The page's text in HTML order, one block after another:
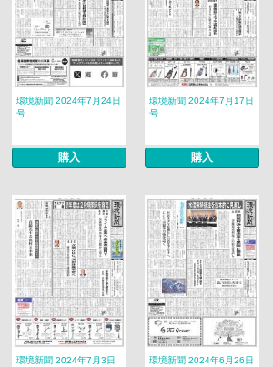
環境新聞 2024年7月24日
号
購入
環境新聞 2024年7月17日
号
購入
環境新聞 2024年7月3日
環境新聞 2024年6月26日